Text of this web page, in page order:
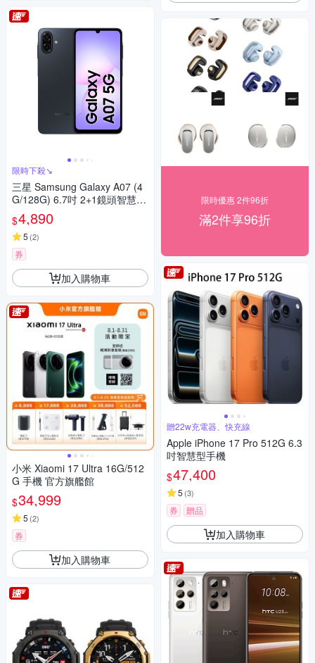
限時下殺↘
三星 Samsung Galaxy A07 (4
G/128G) 6.7吋 2+1鏡頭智慧手
$4,890
5 (2)
券
加入購物車
小米 Xiaomi 17 Ultra 16G/512
G 手機 官方旗艦館
$34,999
5 (2)
券
加入購物車
限時優惠 2件96折
滿2件享96折
贈22w充電器、快充線
Apple iPhone 17 Pro 512G 6.3
吋智慧型手機
$47,400
5 (3)
券 贈品
加入購物車